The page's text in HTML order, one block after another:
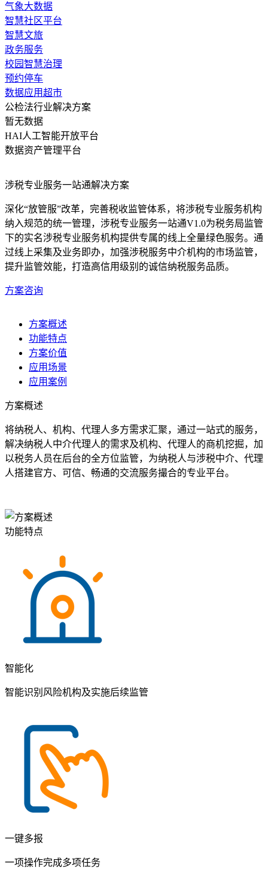
气象大数据
智慧社区平台
智慧文旅
政务服务
校园智慧治理
预约停车
数据应用超市
公检法行业解决方案
暂无数据
HAI人工智能开放平台
数据资产管理平台
涉税专业服务一站通解决方案
深化“放管服”改革，完善税收监管体系，将涉税专业服务机构
纳入规范的统一管理，涉税专业服务一站通V1.0为税务局监管
下的实名涉税专业服务机构提供专属的线上全量绿色服务。通
过线上采集及业务即办，加强涉税服务中介机构的市场监管，
提升监管效能，打造高信用级别的诚信纳税服务品质。
方案咨询
方案概述
功能特点
方案价值
应用场景
应用案例
方案概述
将纳税人、机构、代理人多方需求汇聚，通过一站式的服务，
解决纳税人中介代理人的需求及机构、代理人的商机挖掘，加
以税务人员在后台的全方位监管，为纳税人与涉税中介、代理
人搭建官方、可信、畅通的交流服务撮合的专业平台。
功能特点
智能化
智能识别风险机构及实施后续监管
一键多报
一项操作完成多项任务